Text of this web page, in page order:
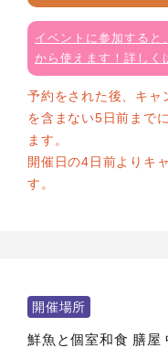
イベントに参加すると
から使えます！詳しく
予約をされた後、キャ
を含まない5日前まで
ます。
開催日の4日前よりキ
す。
開催場所
鮮魚と個室和食 膳屋